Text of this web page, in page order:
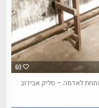
60
– סוד עמוק מתחת לאדמה – סליק אבידוב